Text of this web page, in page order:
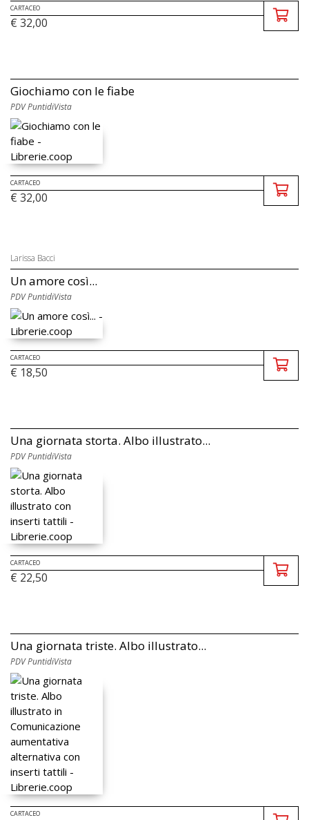
CARTACEO
€ 32,00
Giochiamo con le fiabe
PDV PuntidiVista
CARTACEO
€ 32,00
Larissa Bacci
Un amore così...
PDV PuntidiVista
CARTACEO
€ 18,50
Una giornata storta. Albo illustrato...
PDV PuntidiVista
CARTACEO
€ 22,50
Una giornata triste. Albo illustrato...
PDV PuntidiVista
CARTACEO